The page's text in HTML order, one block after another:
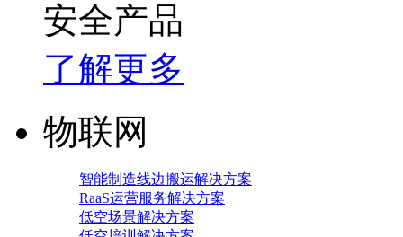
安全产品
了解更多
物联网
智能制造线边搬运解决方案
RaaS运营服务解决方案
低空场景解决方案